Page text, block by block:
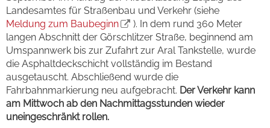
Landesamtes für Straßenbau und Verkehr (siehe
Meldung zum Baubeginn
). In dem rund 360 Meter
langen Abschnitt der Görschlitzer Straße, beginnend am
Umspannwerk bis zur Zufahrt zur Aral Tankstelle, wurde
die Asphaltdeckschicht vollständig im Bestand
ausgetauscht. Abschließend wurde die
Fahrbahnmarkierung neu aufgebracht. Der Verkehr kann
am Mittwoch ab den Nachmittagsstunden wieder
uneingeschränkt rollen.